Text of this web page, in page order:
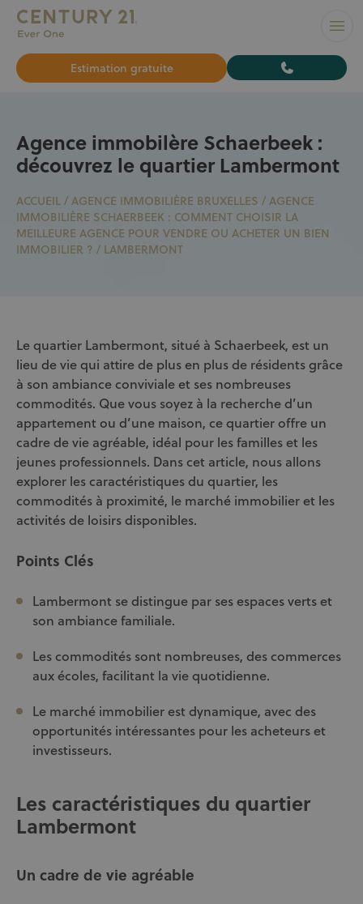
L’AGENCE N°1 À BRUXELLES pour vendre ou louer
Estimation gratuite
Agence immobilère Schaerbeek :
découvrez le quartier Lambermont
ACCUEIL / AGENCE IMMOBILIÈRE BRUXELLES / AGENCE
IMMOBILIÈRE SCHAERBEEK : COMMENT CHOISIR LA
MEILLEURE AGENCE POUR VENDRE OU ACHETER UN BIEN
IMMOBILIER ? / LAMBERMONT
Le quartier Lambermont, situé à Schaerbeek, est un
lieu de vie qui attire de plus en plus de résidents grâce
à son ambiance conviviale et ses nombreuses
commodités. Que vous soyez à la recherche d’un
appartement ou d’une maison, ce quartier offre un
cadre de vie agréable, idéal pour les familles et les
jeunes professionnels. Dans cet article, nous allons
explorer les caractéristiques du quartier, les
commodités à proximité, le marché immobilier et les
activités de loisirs disponibles.
Points Clés
Lambermont se distingue par ses espaces verts et
son ambiance familiale.
Les commodités sont nombreuses, des commerces
aux écoles, facilitant la vie quotidienne.
Le marché immobilier est dynamique, avec des
opportunités intéressantes pour les acheteurs et
investisseurs.
Les caractéristiques du quartier
Lambermont
Un cadre de vie agréable